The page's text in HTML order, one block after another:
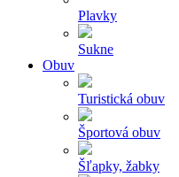
Plavky
Sukne
Obuv
Turistická obuv
Športová obuv
Šľapky, žabky